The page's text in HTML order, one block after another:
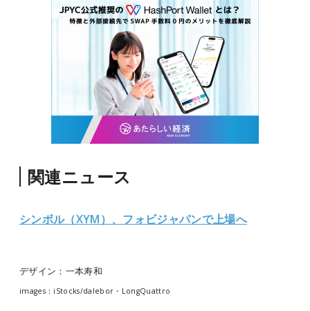
関連ニュース
シンボル（XYM）、フォビジャパンで上場へ
デザイン：一本寿和
images：iStocks/dalebor・LongQuattro